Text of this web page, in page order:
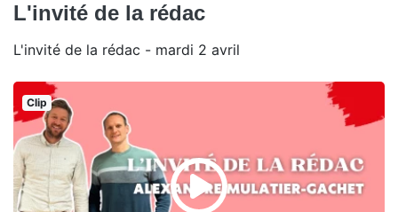
L'invité de la rédac
L'invité de la rédac - mardi 2 avril
Clip